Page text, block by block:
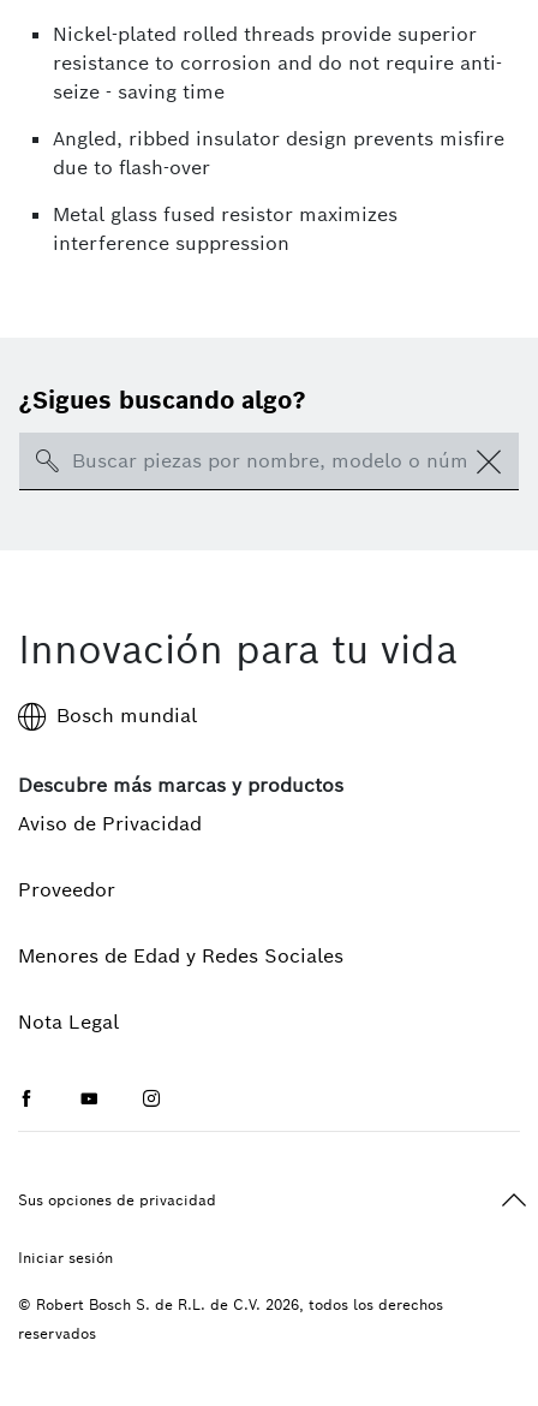
Nickel-plated rolled threads provide superior
resistance to corrosion and do not require anti-
seize - saving time
Angled, ribbed insulator design prevents misfire
due to flash-over
Metal glass fused resistor maximizes
interference suppression
¿Sigues buscando algo?
Search
Innovación para tu vida
Bosch mundial
Descubre más marcas y productos
Aviso de Privacidad
Proveedor
Menores de Edad y Redes Sociales
Nota Legal
FacebookYoutubeInstagram
Sus opciones de privacidad
Iniciar sesión
© Robert Bosch S. de R.L. de C.V. 2026, todos los derechos
reservados